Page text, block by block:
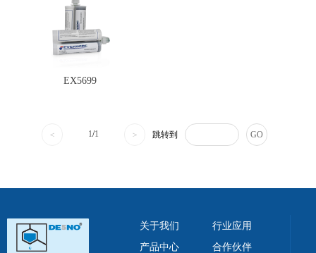
EX5699
< 1/1 > 跳转到 GO
关于我们
产品中心
行业应用
合作伙伴